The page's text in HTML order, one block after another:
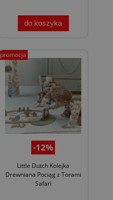
do koszyka
-12%
Little Dutch Kolejka
Drewniana Pociąg z Torami
Safari
promocja